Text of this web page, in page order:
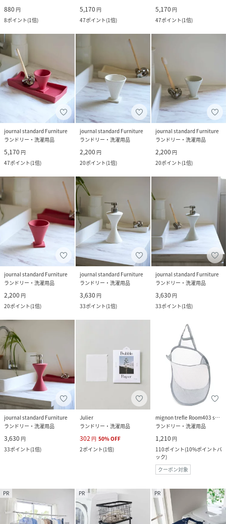
880 円
8ポイント(1倍)
5,170 円
47ポイント(1倍)
5,170 円
47ポイント(1倍)
journal standard Furniture
ランドリー・洗濯用品
5,170 円
47ポイント(1倍)
journal standard Furniture
ランドリー・洗濯用品
2,200 円
20ポイント(1倍)
journal standard Furniture
ランドリー・洗濯用品
2,200 円
20ポイント(1倍)
journal standard Furniture
ランドリー・洗濯用品
2,200 円
20ポイント(1倍)
journal standard Furniture
ランドリー・洗濯用品
3,630 円
33ポイント(1倍)
journal standard Furniture
ランドリー・洗濯用品
3,630 円
33ポイント(1倍)
journal standard Furniture
ランドリー・洗濯用品
3,630 円
33ポイント(1倍)
Julier
ランドリー・洗濯用品
302 円 50%OFF
2ポイント(1倍)
mignon trefle Room403 selected
ランドリー・洗濯用品
1,210 円
110ポイント(10%ポイントバ
ック)
クーポン対象
PR PR PR